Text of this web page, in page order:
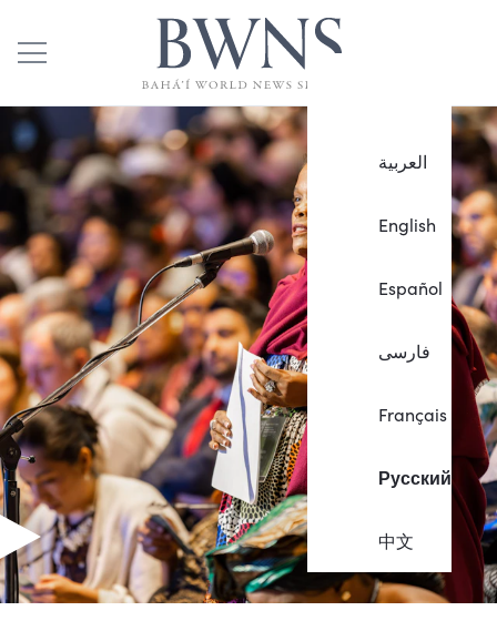
العربية
English
Español
فارسی
Français
Русский
中文